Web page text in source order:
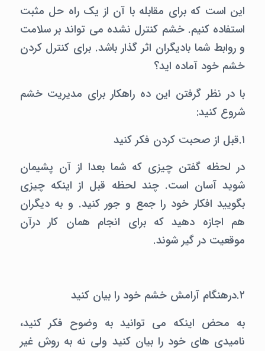
این است که برای مقابله با آن از یک راه حل مثبت
استفاده کنیم. خشم کنترل نشده می تواند بر سلامت
و روابط شما بادیگران اثر گذار باشد. برای کنترل کردن
خشم خود آماده اید؟
با در نظر گرفتن این ده راهکار برای مدیریت خشم
شروع کنید:
۱.قبل از صحبت کردن فکر کنید
در لحظه گفتن چیزی که شما بعدا از آن پشیمان
شوید آسان است. چند لحظه قبل از اینکه چیزی
بگویید افکار خود را جمع و جور کنید. و به دیگران
هم اجازه دهید که برای انجام همان کار درآن
موقعیت در گیر شوند.
۲.درهنگام آرامش خشم خود را بیان کنید
به محض اینکه می توانید به وضوح فکر کنید،
نامیدی های خود را بیان کنید ولی نه به روش غیر